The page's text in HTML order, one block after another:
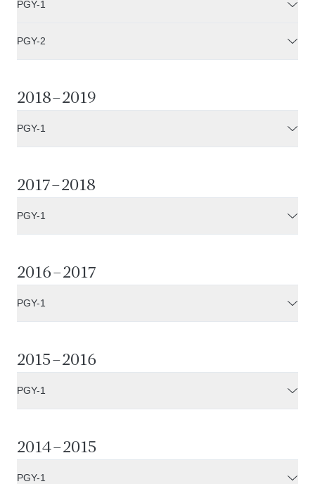
PGY-1
PGY-2
2018–2019
PGY-1
2017–2018
PGY-1
2016–2017
PGY-1
2015–2016
PGY-1
2014–2015
PGY-1